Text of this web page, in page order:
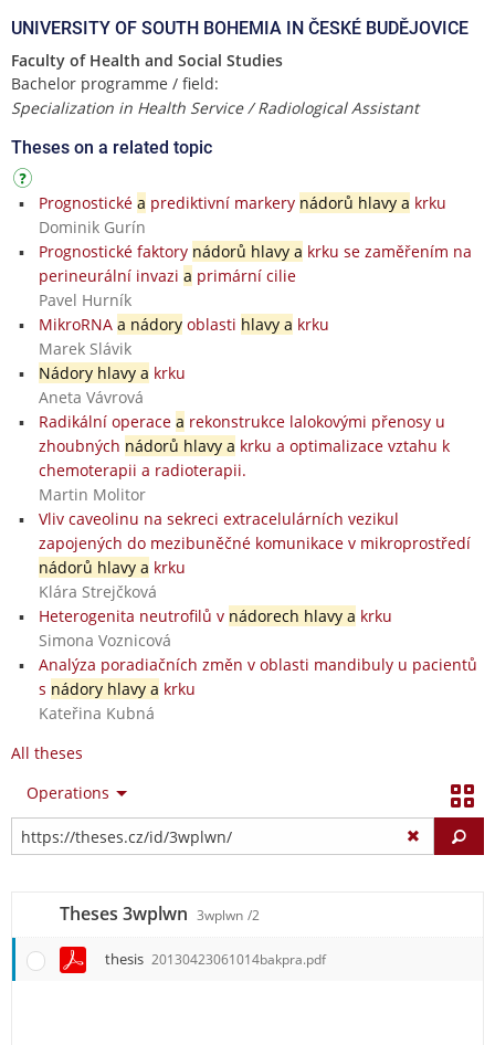
UNIVERSITY OF SOUTH BOHEMIA IN ČESKÉ BUDĚJOVICE
Faculty of Health and Social Studies
Bachelor programme / field:
Specialization in Health Service / Radiological Assistant
Theses on a related topic
Prognostické a prediktivní markery nádorů hlavy a krku
Dominik Gurín
Prognostické faktory nádorů hlavy a krku se zaměřením na
perineurální invazi a primární cilie
Pavel Hurník
MikroRNA a nádoryoblasti hlavy a krku
Marek Slávik
Nádory hlavy a krku
Aneta Vávrová
Radikální operace a rekonstrukce lalokovými přenosy u
zhoubných nádorů hlavy a krku a optimalizace vztahu k
chemoterapii a radioterapii.
Martin Molitor
Vliv caveolinu na sekreci extracelulárních vezikul
zapojených do mezibuněčné komunikace v mikroprostředí
nádorů hlavy a krku
Klára Strejčková
Heterogenita neutrofilů v nádorech hlavy a krku
Simona Voznicová
Analýza poradiačních změn v oblasti mandibuly u pacientů
s nádory hlavy a krku
Kateřina Kubná
All theses
Operations
Theses 3wplwn 3wplwn /2
thesis 20130423061014bakpra.pdf